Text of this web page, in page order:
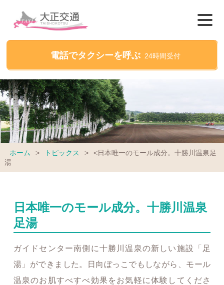
電話でタクシーを呼ぶ 24時間受付
ホーム > トピックス >
<日本唯一のモール成分。十勝川温泉足
湯
日本唯一のモール成分。十勝川温泉
足湯
ガイドセンター南側に十勝川温泉の新しい施設「足
湯」ができました。日向ぼっこでもしながら、モール
温泉のお肌すべすべ効果をお気軽に体験してくださ